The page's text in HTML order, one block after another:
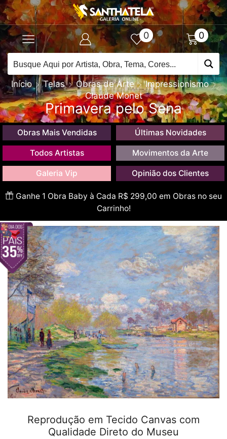
0 0
Início Telas Obras de Arte
Impressionismo
Claude Monet
Primavera pelo Sena
Obras Mais Vendidas Últimas Novidades
Todos Artistas Movimentos da Arte
Galeria Vip Opinião dos Clientes
Ganhe 1 Obra Baby à Cada R$ 299,00 em Obras no seu
Carrinho!
Reprodução em Tecido Canvas com
Qualidade Direto do Museu